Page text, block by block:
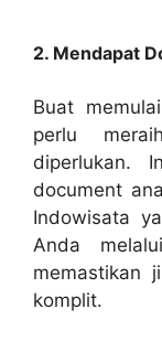
2. Mendapat
Buat
perlu
diperlukan.
document
Indowisata
Anda
memastikan
komplit.